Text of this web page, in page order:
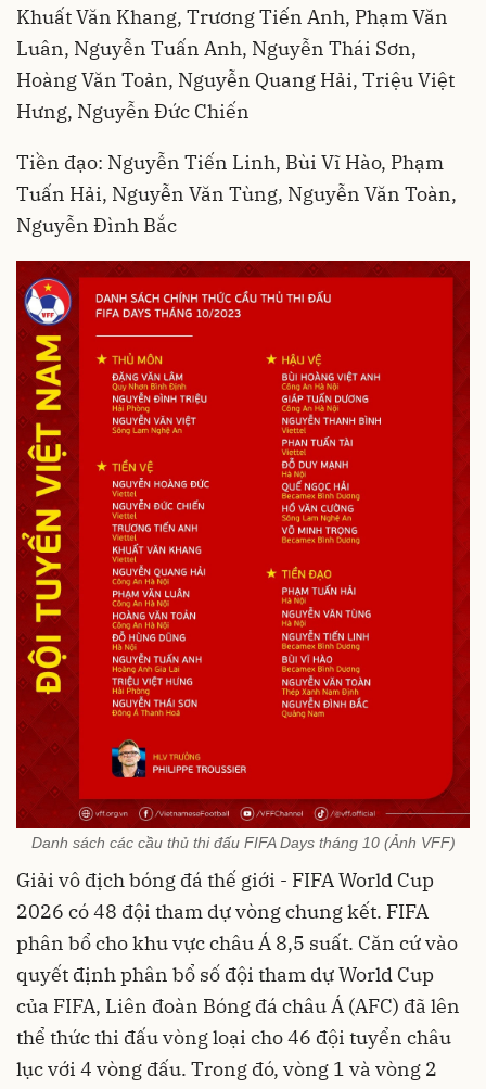
Khuất Văn Khang, Trương Tiến Anh, Phạm Văn
Luân, Nguyễn Tuấn Anh, Nguyễn Thái Sơn,
Hoàng Văn Toản, Nguyễn Quang Hải, Triệu Việt
Hưng, Nguyễn Đức Chiến
Tiền đạo: Nguyễn Tiến Linh, Bùi Vĩ Hào, Phạm
Tuấn Hải, Nguyễn Văn Tùng, Nguyễn Văn Toàn,
Nguyễn Đình Bắc
Danh sách các cầu thủ thi đấu FIFA Days tháng 10 (Ảnh VFF)
Giải vô địch bóng đá thế giới - FIFA World Cup
2026 có 48 đội tham dự vòng chung kết. FIFA
phân bổ cho khu vực châu Á 8,5 suất. Căn cứ vào
quyết định phân bổ số đội tham dự World Cup
của FIFA, Liên đoàn Bóng đá châu Á (AFC) đã lên
thể thức thi đấu vòng loại cho 46 đội tuyển châu
lục với 4 vòng đấu. Trong đó, vòng 1 và vòng 2